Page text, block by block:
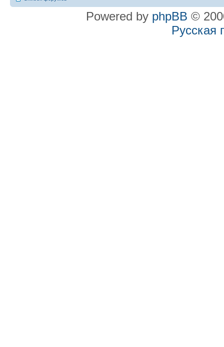
Powered by phpBB ©
Русская